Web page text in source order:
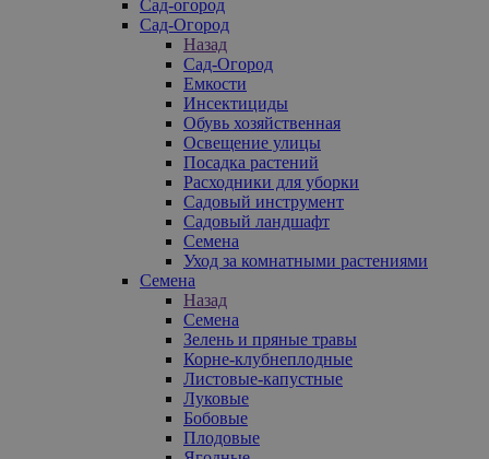
Сад-огород
Сад-Огород
Назад
Сад-Огород
Емкости
Инсектициды
Обувь хозяйственная
Освещение улицы
Посадка растений
Расходники для уборки
Садовый инструмент
Садовый ландшафт
Семена
Уход за комнатными растениями
Семена
Назад
Семена
Зелень и пряные травы
Корне-клубнеплодные
Листовые-капустные
Луковые
Бобовые
Плодовые